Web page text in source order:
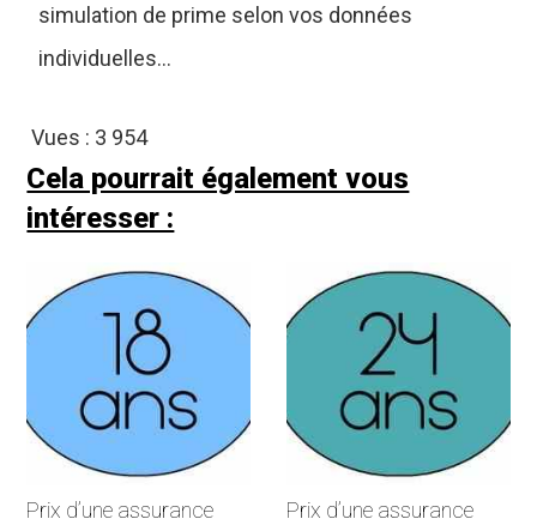
simulation de prime selon vos données
individuelles…
Vues : 3 954
Cela pourrait également vous
intéresser :
Prix d’une assurance
Prix d’une assurance